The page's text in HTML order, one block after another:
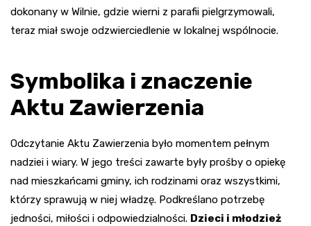
dokonany w Wilnie, gdzie wierni z parafii pielgrzymowali,
teraz miał swoje odzwierciedlenie w lokalnej wspólnocie.
Symbolika i znaczenie
Aktu Zawierzenia
Odczytanie Aktu Zawierzenia było momentem pełnym
nadziei i wiary. W jego treści zawarte były prośby o opiekę
nad mieszkańcami gminy, ich rodzinami oraz wszystkimi,
którzy sprawują w niej władzę. Podkreślano potrzebę
jedności, miłości i odpowiedzialności. Dzieci i młodzież